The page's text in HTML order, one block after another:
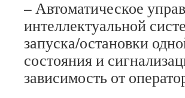
– Автоматическое
интеллектуальной
запуска/остановки
состояния и
зависимость от